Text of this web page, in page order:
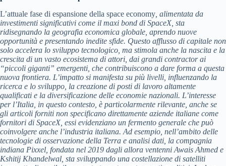
L’attuale fase di espansione della space economy , alimentata da
investimenti significativi come il maxi bond di SpaceX, sta
ridisegnando la geografia economica globale, aprendo nuove
opportunità e presentando inedite sfide. Questo afflusso di capitale non
solo accelera lo sviluppo tecnologico, ma stimola anche la nascita e la
crescita di un vasto ecosistema di attori, dai grandi contractor ai
“piccoli giganti” emergenti, che contribuiscono a dare forma a questa
nuova frontiera. L’impatto si manifesta su più livelli, influenzando la
ricerca e lo sviluppo, la creazione di posti di lavoro altamente
qualificati e la diversificazione delle economie nazionali. L’interesse
per l’Italia, in questo contesto, è particolarmente rilevante, anche se
gli articoli forniti non specificano direttamente aziende italiane come
fornitori di SpaceX, essi evidenziano un fermento generale che può
coinvolgere anche l’industria italiana. Ad esempio, nell’ambito delle
tecnologie di osservazione della Terra e analisi dati , la compagnia
indiana Pixxel, fondata nel 2019 dagli allora ventenni Awais Ahmed e
Kshitij Khandelwal, sta sviluppando una costellazione di satelliti